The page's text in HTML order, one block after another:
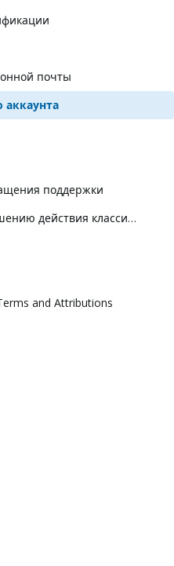
почты
аккаунта
поддержки
Вопросы и ответы по завершению действия классической лицензии
and Attributions